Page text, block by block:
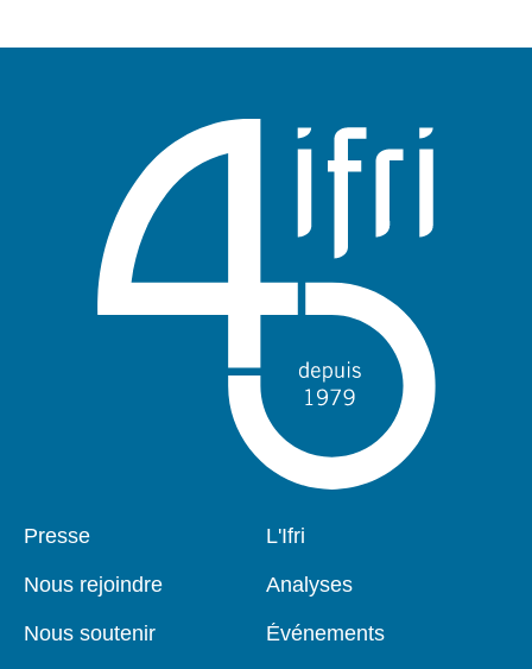
Pied
Presse
Nous rejoindre
Nous soutenir
Navigation
L'Ifri
Analyses
Événements